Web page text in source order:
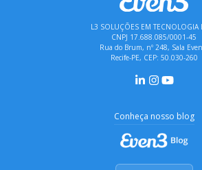
L3 SOLUÇÕES EM TECNOLOGIA
CNPJ 17.688.085/0001-45
Rua do Brum, nº 248, Sala
Recife-PE, CEP: 50.030-260
Conheça nosso blog